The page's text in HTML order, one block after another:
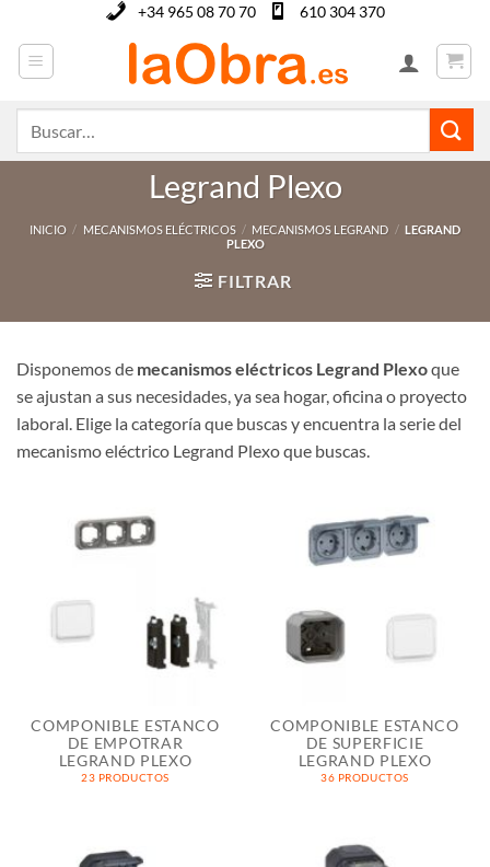
contenido
+34 965 08 70 70 610 304 370
Legrand Plexo
INICIO / MECANISMOS ELÉCTRICOS / MECANISMOS LEGRAND / LEGRAND
PLEXO
FILTRAR
Disponemos de mecanismos eléctricos Legrand Plexoque
se ajustan a sus necesidades, ya sea hogar, oficina o proyecto
laboral. Elige la categoría que buscas y encuentra la serie del
mecanismo eléctrico Legrand Plexo que buscas.
COMPONIBLE ESTANCO
DE EMPOTRAR
LEGRAND PLEXO
23 PRODUCTOS
COMPONIBLE ESTANCO
DE SUPERFICIE
LEGRAND PLEXO
36 PRODUCTOS